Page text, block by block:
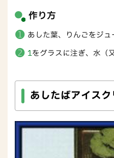
作り方
あした葉、りんごをジュ
1をグラスに注ぎ、水（
あしたばアイス